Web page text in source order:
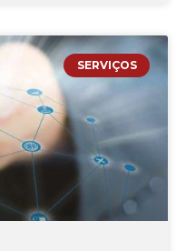
SERVIÇOS